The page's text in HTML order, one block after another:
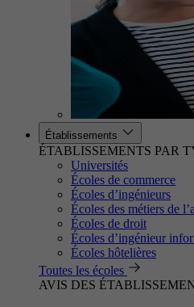
Établissements
ÉTABLISSEMENTS PAR
Universités
Écoles de commerce
Écoles d’ingénieurs
Écoles des métiers de
Écoles de droit
Écoles d’ingénieur
Écoles hôtelières
Toutes les écoles
AVIS DES